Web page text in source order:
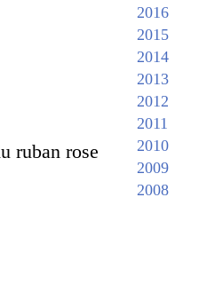
ruban rose
2016
2015
2014
2013
2012
2011
2010
2009
2008